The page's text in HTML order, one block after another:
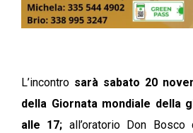
L’incontro sarà sabato 20
della Giornata mondiale della
alle 17; all’oratorio Don